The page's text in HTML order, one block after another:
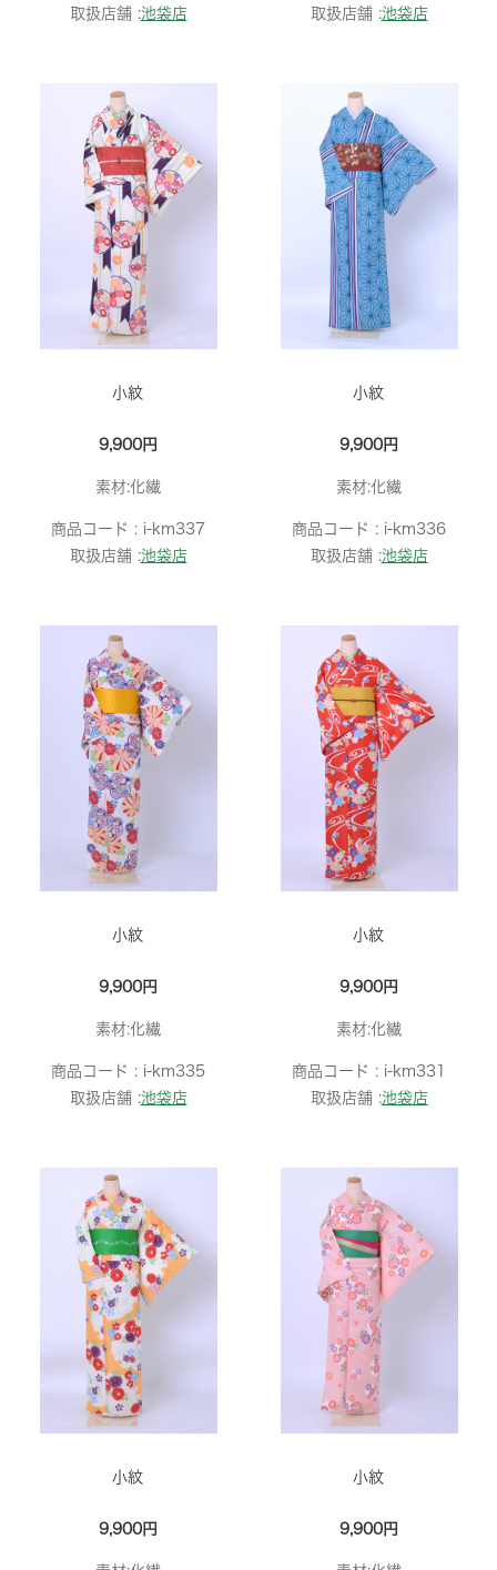
取扱店舗 :池袋店
取扱店舗 :池袋店
小紋
9,900円
素材:化繊
商品コード : i-km337
取扱店舗 :池袋店
小紋
9,900円
素材:化繊
商品コード : i-km336
取扱店舗 :池袋店
小紋
9,900円
素材:化繊
商品コード : i-km335
取扱店舗 :池袋店
小紋
9,900円
素材:化繊
商品コード : i-km331
取扱店舗 :池袋店
小紋
9,900円
小紋
9,900円